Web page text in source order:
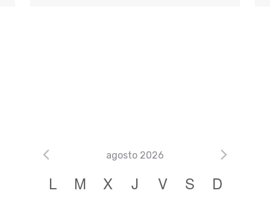
agosto 2026
CL M X J V S
D